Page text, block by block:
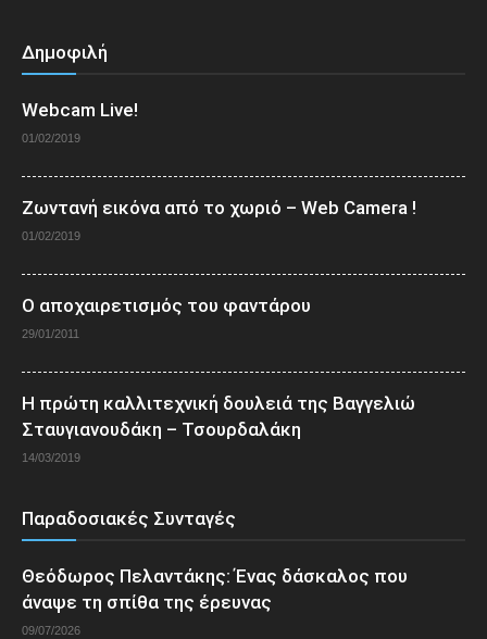
Δημοφιλή
Webcam Live!
01/02/2019
Ζωντανή εικόνα από το χωριό – Web Camera !
01/02/2019
Ο αποχαιρετισμός του φαντάρου
29/01/2011
Η πρώτη καλλιτεχνική δουλειά της Βαγγελιώ
Σταυγιανουδάκη – Τσουρδαλάκη
14/03/2019
Παραδοσιακές Συνταγές
Θεόδωρος Πελαντάκης: Ένας δάσκαλος που
άναψε τη σπίθα της έρευνας
09/07/2026